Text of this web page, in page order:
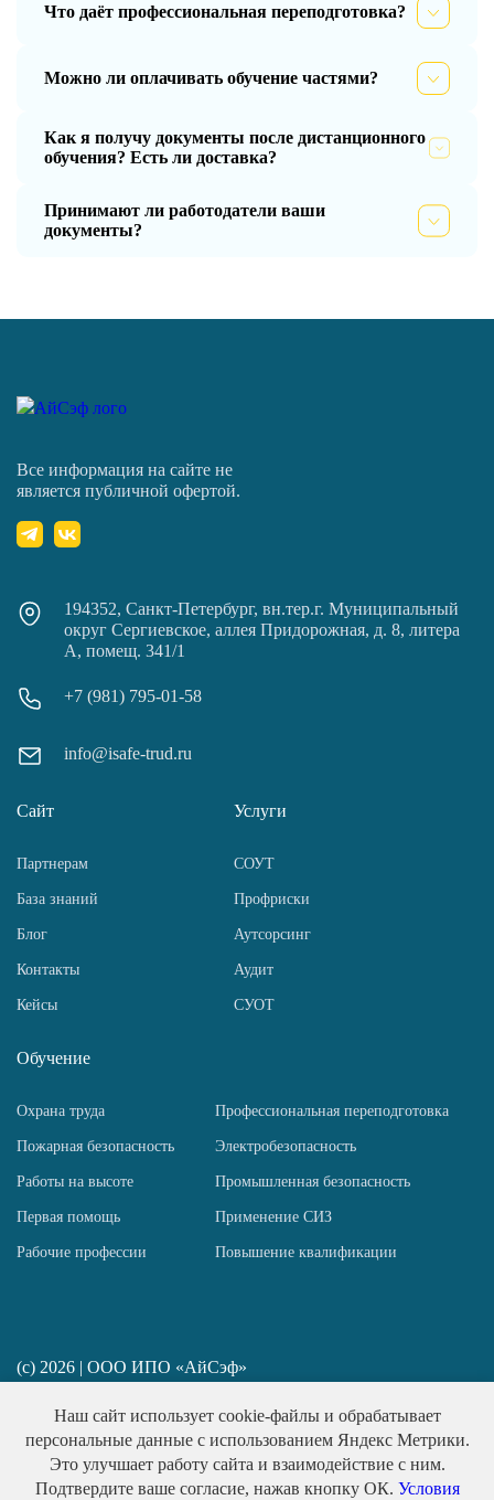
Что даёт профессиональная переподготовка?
Можно ли оплачивать обучение частями?
Как я получу документы после дистанционного
обучения? Есть ли доставка?
Принимают ли работодатели ваши
документы?
Все информация на сайте не
является публичной офертой.
194352, Санкт-Петербург, вн.тер.г. Муниципальный
округ Сергиевское, аллея Придорожная, д. 8, литера
А, помещ. 341/1
+7 (981) 795-01-58
info@isafe-trud.ru
Сайт
Партнерам
База знаний
Блог
Контакты
Кейсы
Услуги
СОУТ
Профриски
Аутсорсинг
Аудит
СУОТ
Обучение
Охрана труда Профессиональная переподготовка
Пожарная безопасность Электробезопасность
Работы на высоте Промышленная безопасность
Первая помощь Применение СИЗ
Рабочие профессии Повышение квалификации
(c) 2026 | ООО ИПО «АйСэф»
Политика конфиденциальности
Публичная оферта
Обработка персональных данных
Наш сайт использует cookie-файлы и обрабатывает
персональные данные с использованием Яндекс Метрики.
Это улучшает работу сайта и взаимодействие с ним.
Подтвердите ваше согласие, нажав кнопку ОК. Условия